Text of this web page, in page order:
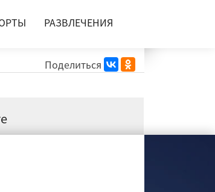
РАЗВЛЕЧЕНИЯ
Поделиться